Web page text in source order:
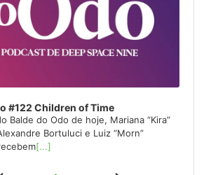
#122 Children of Time
Balde do Odo de hoje, Mariana “Kira”
Bortuluci e Luiz “Morn”
[...]